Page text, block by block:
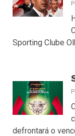
Sporting Clube
defrontará o